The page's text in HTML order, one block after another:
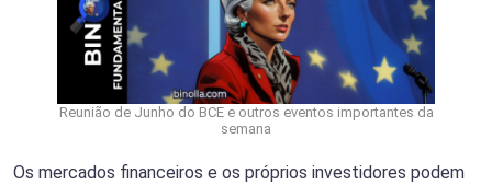
Reunião de Junho do BCE e outros eventos importantes da
semana
Os mercados financeiros e os próprios investidores podem